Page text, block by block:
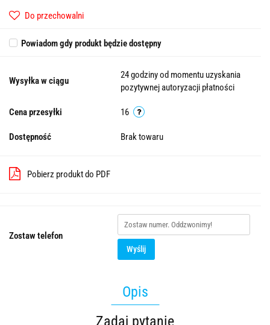
Do przechowalni
Powiadom gdy produkt będzie dostępny
Wysyłka w ciągu
24 godziny od momentu uzyskania
pozytywnej autoryzacji płatności
Cena przesyłki 16
Dostępność Brak towaru
Pobierz produkt do PDF
Zostaw telefon
Wyślij
Opis
Zadaj pytanie